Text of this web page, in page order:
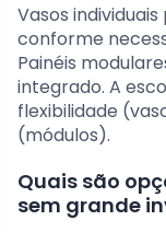
Vasos
conforme
Painéis
integrado. A
flexibilidade
(módulos).
Quais são
sem grande